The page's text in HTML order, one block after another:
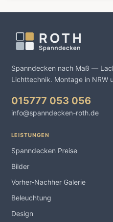
Spanndecken nach Maß —
Lichttechnik. Montage in NRW
015777 053 056
info@spanndecken-roth.de
LEISTUNGEN
Spanndecken Preise
Bilder
Vorher-Nachher Galerie
Beleuchtung
Design